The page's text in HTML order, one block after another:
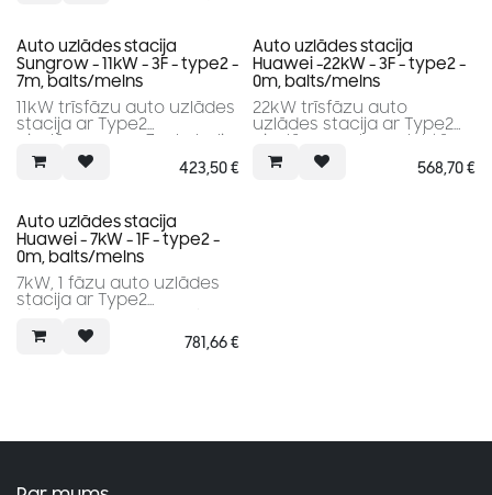
Auto uzlādes stacija
Sungrow - 11kW - 3F - type2 -
7m, balts/melns
11kW trīsfāzu auto uzlādes
stacija ar Type2
pieslēgumu un 7m kabeli
423,50€
Auto uzlādes stacija
Huawei -22kW - 3F - type2 -
0m, balts/melns
22kW trīsfāzu auto
uzlādes stacija ar Type2
pieslēgumu; komplektā
nav iekļauts kabelis
568,70€
Auto uzlādes stacija
Huawei - 7kW - 1F - type2 -
0m, balts/melns
7kW, 1 fāzu auto uzlādes
stacija ar Type2
nav iekļauts kabelis
781,66€